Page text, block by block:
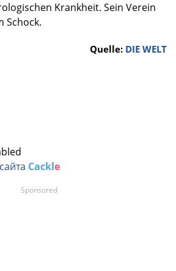
Krankheit. Sein Verein
Schock.
Quelle: DIE WELT
Cackle
Sponsored